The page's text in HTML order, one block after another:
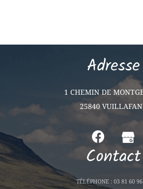
Adresse
1 CHEMIN DE
25840
Contact
TÉLÉPHONE : 03 81 60